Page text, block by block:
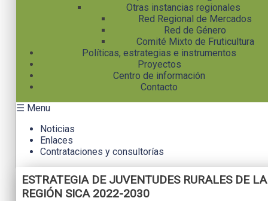
Otras instancias regionales
Red Regional de Mercados
Red de Género
Comité Mixto de Fruticultura
Políticas, estrategias e instrumentos
Proyectos
Centro de información
Contacto
☰ Menu
Noticias
Enlaces
Contrataciones y consultorías
ESTRATEGIA DE JUVENTUDES RURALES DE LA
REGIÓN SICA 2022-2030